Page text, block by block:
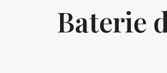
Baterie